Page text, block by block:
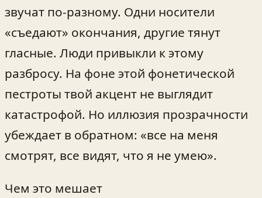
звучат по-разному. Одни носители
«съедают» окончания, другие тянут
гласные. Люди привыкли к этому
разбросу. На фоне этой фонетической
пестроты твой акцент не выглядит
катастрофой. Но иллюзия прозрачности
убеждает в обратном: «все на меня
смотрят, все видят, что я не умею».
Чем это мешает